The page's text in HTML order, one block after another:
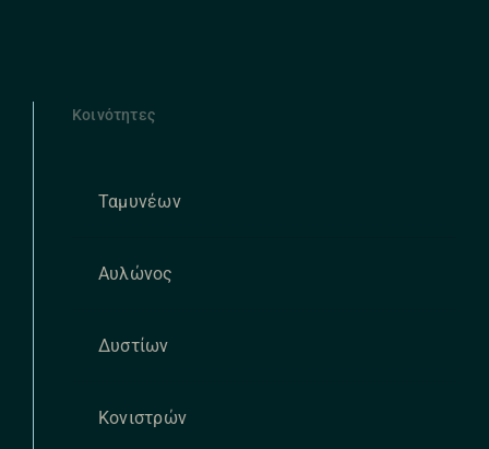
Κοινότητες
Ταμυνέων
Αυλώνος
Δυστίων
Κονιστρών